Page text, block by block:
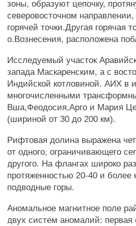
зоны, образуют цепочку,
северовосточном
горячей точки.Другая
о.Вознесения, расположена
Исследуемый участок
запада Маскаренским, а с
Индийской котловиной. АИХ в
многочисленными
Вша,Феодосия,Арго и Мария
(шириной от 30 до 200 км).
Рифтовая долина выражена
от одного, ограничивающего
другого. На флангах широко
протяженностью 20-40 и
подводные горы.
Аномальное магнитное поле
двух систем аномалий: первая